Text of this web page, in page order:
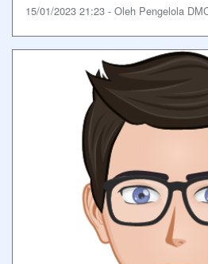
15/01/2023 21:23 - Oleh Pengelola